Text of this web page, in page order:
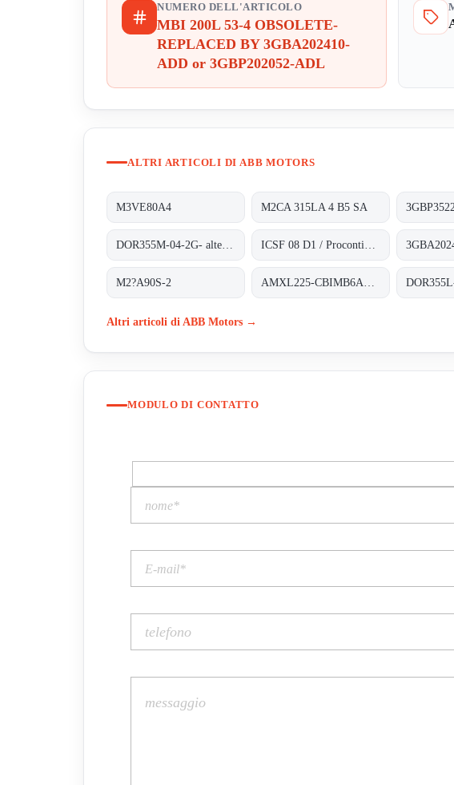
NUMERO DELL'ARTICOLO
MBI 200L 53-4 OBSOLETE-
REPLACED BY 3GBA202410-
ADD or 3GBP202052-ADL
ALTRI ARTICOLI DI ABB MOTORS
M3VE80A4 M2CA 315LA 4 B5 SA
M2?A90S-2
Altri articoli di ABB Motors →
MODULO DI CONTATTO